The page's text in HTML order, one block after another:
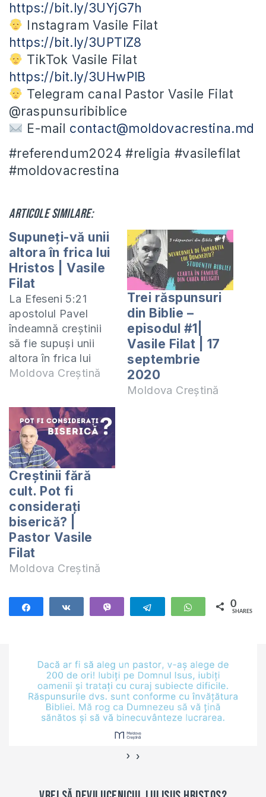
https://bit.ly/3UYjG7h
Instagram Vasile Filat
https://bit.ly/3UPTlZ8
TikTok Vasile Filat
https://bit.ly/3UHwPlB
Telegram canal Pastor Vasile Filat
@raspunsuribiblice
E-mail contact@moldovacrestina.md
#referendum2024 #religia #vasilefilat
#moldovacrestina
Articole similare:
Supuneți-vă unii
altora în frica lui
Hristos | Vasile
Filat
La Efeseni 5:21
apostolul Pavel
îndeamnă creștinii
să fie supuși unii
altora în frica lui
Hristos. Ce
practic și ce
beneficii aduce cu
sine aflați din
mesajul pastorului
bisericii Buna Vestire
Chișinău, Vasile
Filat, predicat
duminica trecută la
biserica din satul
Badicul
Moldovenesc.
Moldova Creștină
Trei răspunsuri
din Biblie –
episodul #1|
Vasile Filat | 17
septembrie
2020
Moldova Creștină
Creștinii fără
cult. Pot fi
considerați
biserică? |
Pastor Vasile
Filat
Moldova Creștină
Telegram WhatsApp
0
SHARES
‹ ›